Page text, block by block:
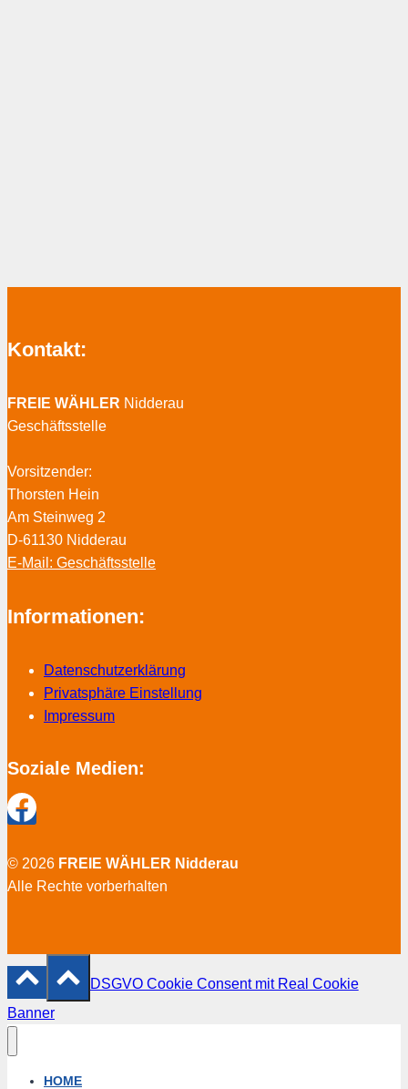
Kontakt:
FREIE WÄHLER Nidderau
Geschäftsstelle
Vorsitzender:
Thorsten Hein
Am Steinweg 2
D-61130 Nidderau
E-Mail: Geschäftsstelle
Informationen:
Datenschutzerklärung
Privatsphäre Einstellung
Impressum
Soziale Medien:
© 2026 FREIE WÄHLER Nidderau
Alle Rechte vorberhalten
DSGVO Cookie Consent mit Real Cookie
Banner
HOME